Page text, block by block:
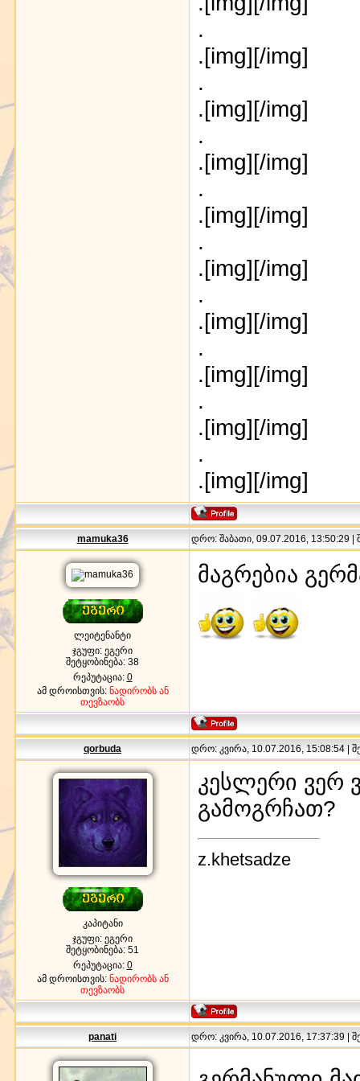
.
.[img][/img]
.
.[img][/img]
.
.[img][/img]
.
.[img][/img]
.
.[img][/img]
.
.[img][/img]
.
.[img][/img]
.
.[img][/img]
.
.[img][/img]
mamuka36 დრო: შაბათი, 09.07.2016, 13:50:29 |
ლეიტენანტი
ჯგუფი: ეგერი
შეტყობინება: 38
რეპუტაცია: 0
ამ დროისთვის: ნადირობს ან
თევზაობს
მაგრებია
qorbuda დრო: კვირა, 10.07.2016, 15:08:54 |
კაპიტანი
ჯგუფი: ეგერი
შეტყობინება: 51
რეპუტაცია: 0
ამ დროისთვის: ნადირობს ან
თევზაობს
კესლერი ვერ
გამოგრჩათ?
z.khetsadze
panati დრო: კვირა, 10.07.2016, 17:37:39 |